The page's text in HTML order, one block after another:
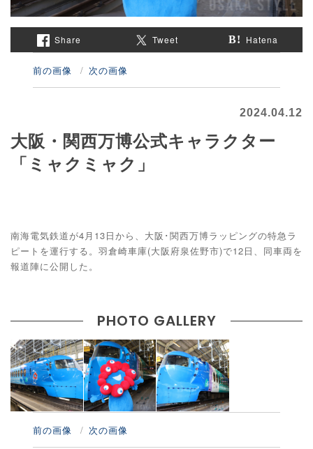
Share Tweet Hatena
前の画像 次の画像
2024.04.12
大阪・関西万博公式キャラクター
「ミャクミャク」
南海電気鉄道が4月13日から、大阪･関西万博ラッピングの特急ラ
ピートを運行する。羽倉崎車庫(大阪府泉佐野市)で12日、同車両を
報道陣に公開した。
PHOTO GALLERY
前の画像 次の画像